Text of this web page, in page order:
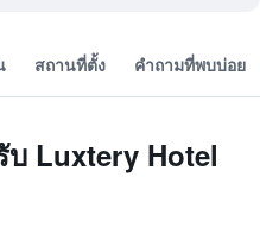
สถานที่ตั้ง คำถามที่พบบ่อย
Luxtery Hotel